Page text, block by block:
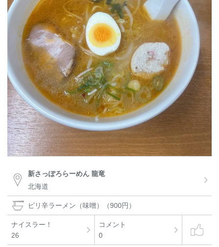
新さっぽろらーめん 龍竜
北海道
ピリ辛ラーメン（味噌）（900円）
ナイスラー！
26
コメント
0